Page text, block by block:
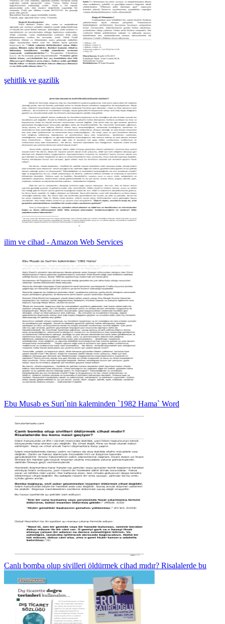
şehitlik ve gazilik
ilim ve cihad - Amazon Web Services
Ebu Musab es Suri`nin kaleminden `1982 Hama` Word
Canlı bomba olup sivilleri öldürmek cihad mıdır? Risalalerde bu